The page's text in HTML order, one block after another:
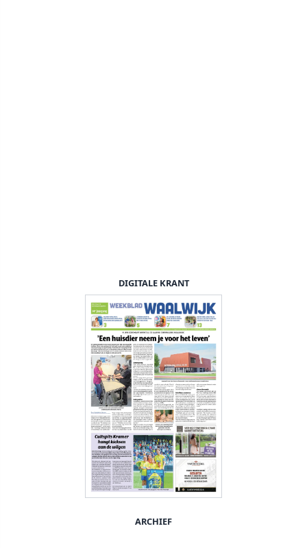
DIGITALE KRANT
ARCHIEF